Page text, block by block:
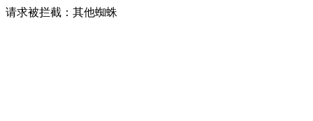
请求被拦截：其他蜘蛛